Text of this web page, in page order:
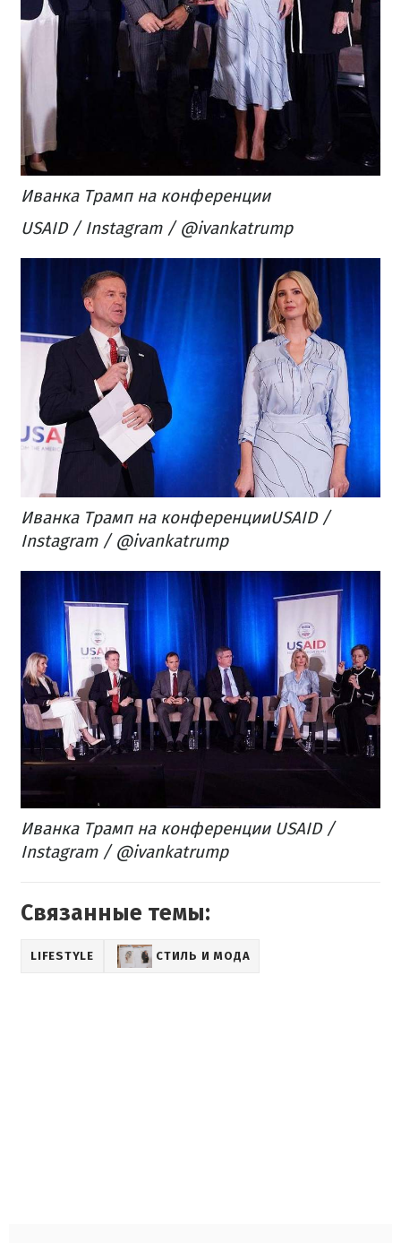
Иванка Трамп на конференции
USAID / Instagram / @ivankatrump
Иванка Трамп на конференцииUSAID /
Instagram / @ivankatrump
Иванка Трамп на конференции USAID /
Instagram / @ivankatrump
Связанные темы:
LIFESTYLE СТИЛЬ И МОДА